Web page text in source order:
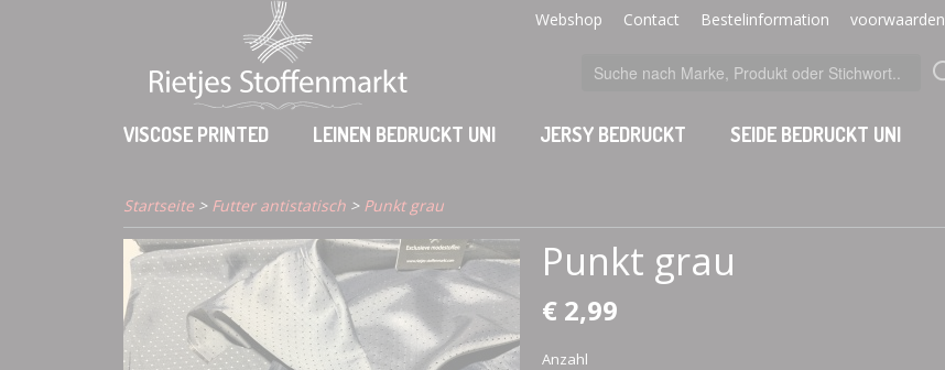
Webshop Contact Bestelinformation voorwaarden
VISCOSE PRINTED LEINEN BEDRUCKT UNI JERSY BEDRUCKT SEIDE BEDRUCKT UNI
Startseite> Futter antistatisch > Punkt grau
Punkt grau
€ 2,99
Anzahl